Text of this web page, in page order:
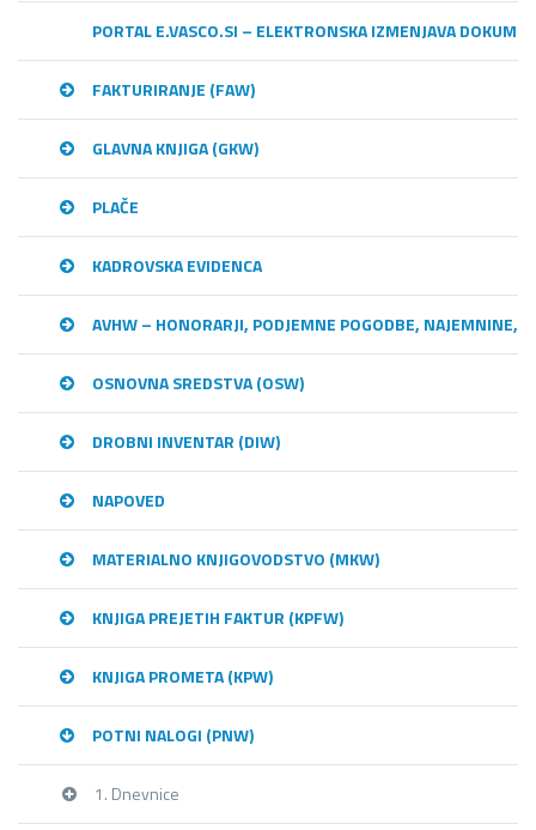
PORTAL E.VASCO.SI – ELEKTRONSKA IZMENJAVA
FAKTURIRANJE (FAW)
GLAVNA KNJIGA (GKW)
PLAČE
KADROVSKA EVIDENCA
AVHW – HONORARJI, PODJEMNE POGODBE, NAJEMNINE,…
OSNOVNA SREDSTVA (OSW)
DROBNI INVENTAR (DIW)
NAPOVED
MATERIALNO KNJIGOVODSTVO (MKW)
KNJIGA PREJETIH FAKTUR (KPFW)
KNJIGA PROMETA (KPW)
POTNI NALOGI (PNW)
1. Dnevnice